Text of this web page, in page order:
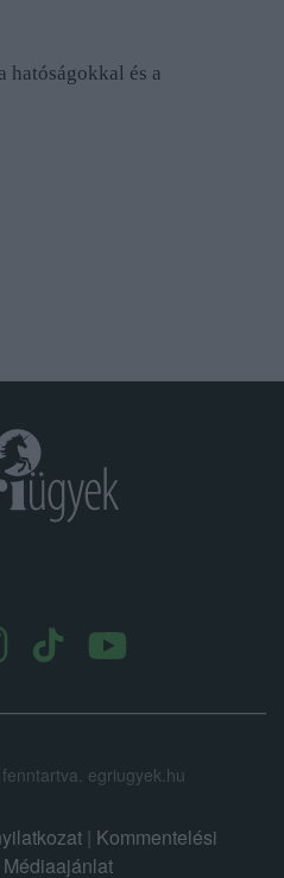
hatóságokkal és a
egriugyek.hu
| Kommentelési
Médiaajánlat